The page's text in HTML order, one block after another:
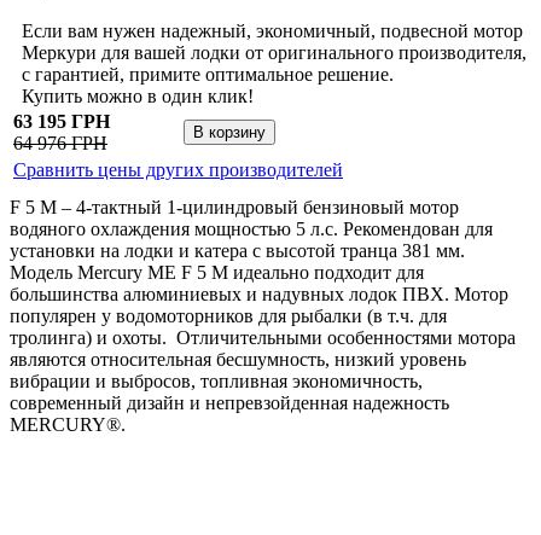
Если вам нужен надежный, экономичный, подвесной мотор
Меркури для вашей лодки от оригинального производителя,
с гарантией, примите оптимальное решение.
Купить можно в один клик!
63 195 ГРН
64 976 ГРН
Сравнить цены других производителей
F 5 M – 4-тактный 1-цилиндровый бензиновый мотор
водяного охлаждения мощностью 5 л.с. Рекомендован для
установки на лодки и катера с высотой транца 381 мм.
Модель Mercury ME F 5 M идеально подходит для
большинства алюминиевых и надувных лодок ПВХ. Мотор
популярен у водомоторников для рыбалки (в т.ч. для
тролинга) и охоты. Отличительными особенностями мотора
являются относительная бесшумность, низкий уровень
вибрации и выбросов, топливная экономичность,
современный дизайн и непревзойденная надежность
MERCURY®.